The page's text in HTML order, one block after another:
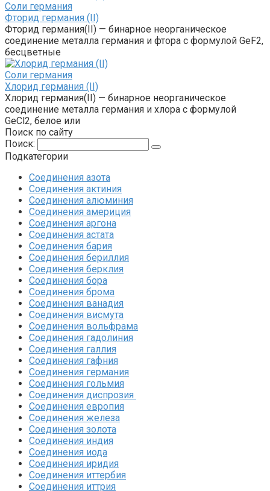
Соли германия‎
Фторид германия (II)
Фторид германия(II) — бинарное неорганическое
соединение металла германия и фтора с формулой GeF2,
бесцветные
Соли германия‎
Хлорид германия (II)
Хлорид германия(II) — бинарное неорганическое
соединение металла германия и хлора с формулой
GeCl2, белое или
Поиск по сайту
Поиск:
Подкатегории
Соединения азота
Соединения актиния
Соединения алюминия‎
Соединения америция‎
Соединения аргона‎
Соединения астата‎
Соединения бария
Соединения бериллия‎
Соединения берклия
Соединения бора‎
Соединения брома‎
Соединения ванадия‎
Соединения висмута
Соединения вольфрама‎
Соединения гадолиния‎
Соединения галлия‎
Соединения гафния‎
Соединения германия‎
Соединения гольмия‎
Соединения диспрозия‎ ‎
Соединения европия‎
Соединения железа‎
Соединения золота‎
Соединения индия
Соединения иода‎
Соединения иридия
Соединения иттербия‎
Соединения иттрия‎